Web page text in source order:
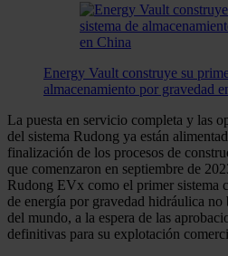
Energy Vault construye su
almacenamiento por gravedad
La puesta en servicio completa y las
del sistema Rudong ya están
finalización de los procesos de
que comenzaron en septiembre de
Rudong EVx como el primer sistema
de energía por gravedad hidráulica no
del mundo, a la espera de las
definitivas para su explotación